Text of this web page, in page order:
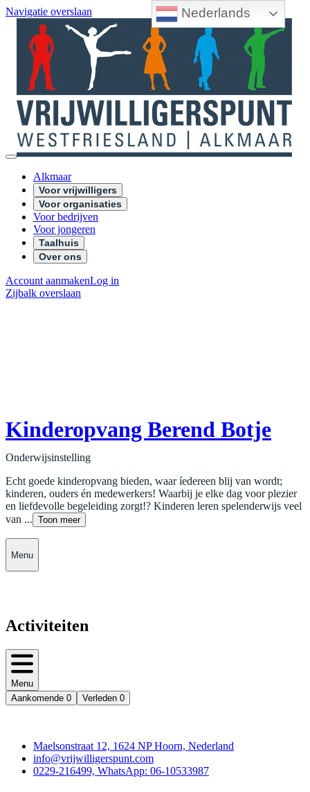
Nederlands
Navigatie overslaan
Alkmaar
Voor vrijwilligers
Voor organisaties
Voor bedrijven
Voor jongeren
Taalhuis
Over ons
Account aanmakenLog in
Zijbalk overslaan
Kinderopvang Berend Botje
Onderwijsinstelling
Echt goede kinderopvang bieden, waar íedereen blij van wordt;
kinderen, ouders én medewerkers! Waarbij je elke dag voor plezier
en liefdevolle begeleiding zorgt!? Kinderen leren spelenderwijs veel
van ... Toon meer
Menu
Activiteiten
Menu
Aankomende 0 Verleden 0
Maelsonstraat 12, 1624 NP Hoorn, Nederland
info@vrijwilligerspunt.com
0229-216499, WhatsApp: 06-10533987